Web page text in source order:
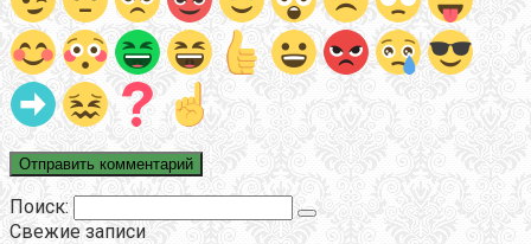
Поиск:
Свежие записи